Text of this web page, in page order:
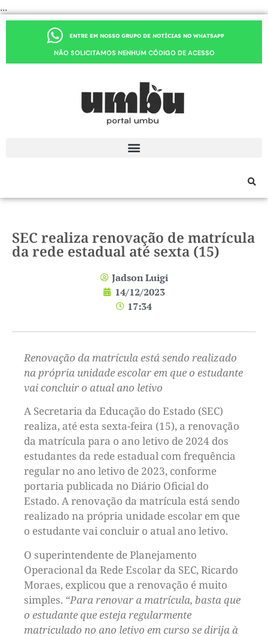
...
ENTRE EM NOSSO GRUPO DE NOTÍCIAS NO WHATSAPP
NÃO SOLICITAMOS NENHUM CÓDIGO DE ACESSO
SEC realiza renovação de matrícula
da rede estadual até sexta (15)
Jadson Luigi
14/12/2023
17:34
Renovação da matrícula está sendo realizado
na própria unidade escolar em que o estudante
vai concluir o atual ano letivo
A Secretaria da Educação do Estado (SEC)
realiza, até esta sexta-feira (15), a renovação
da matrícula para o ano letivo de 2024 dos
estudantes da rede estadual com frequência
regular no ano letivo de 2023, conforme
portaria publicada no Diário Oficial do
Estado. A renovação da matrícula está sendo
realizado na própria unidade escolar em que
o estudante vai concluir o atual ano letivo.
O superintendente de Planejamento
Operacional da Rede Escolar da SEC, Ricardo
Moraes, explicou que a renovação é muito
simples. “Para renovar a matrícula, basta que
o estudante que esteja regularmente
matriculado no ano letivo em curso se dirija à